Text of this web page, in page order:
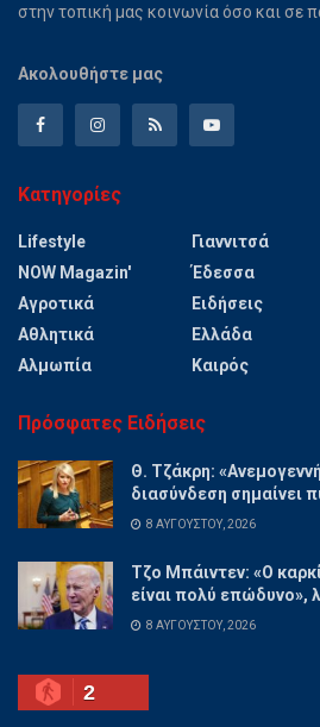
στην τοπική μας κοινωνία όσο και σε
Ακολουθήστε μας
Κατηγορίες
Lifestyle
NOW Magazin'
Αγροτικά
Αθλητικά
Αλμωπία
Γιαννιτσά
Έδεσσα
Ειδήσεις
Ελλάδα
Καιρός
Πρόσφατες Ειδήσεις
Θ. Τζάκρη:
διασύνδεση σημαίνει
8 ΑΥΓΟΎΣΤΟΥ, 2026
Τζο Μπάιντεν: «Ο
είναι πολύ επώδυνο»,
8 ΑΥΓΟΎΣΤΟΥ, 2026
2